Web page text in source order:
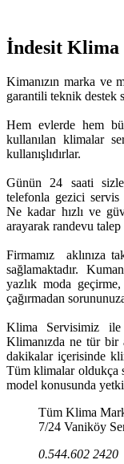
İndesit Klima
Kimanızın marka ve
garantili teknik destek
Hem evlerde hem
kullanılan klimalar
kullanışlıdırlar.
Günün 24 saati
telefonla gezici servis
Ne kadar hızlı ve
arayarak randevu
Firmamız aklınıza
sağlamaktadır.
yazlık moda
çağırmadan
Klima Servisimiz ile
Klimanızda ne tür bir
dakikalar içerisinde
Tüm klimalar oldukça
model konusunda
Tüm Klima
7/24 Vaniköy
0.544.602 2420